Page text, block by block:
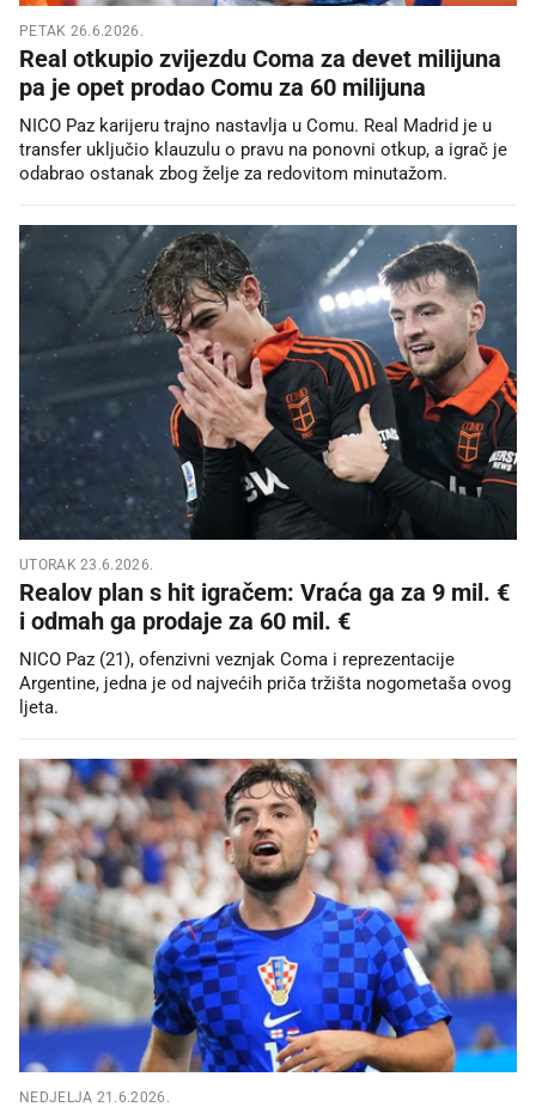
PETAK 26.6.2026.
Real otkupio zvijezdu Coma za devet milijuna
pa je opet prodao Comu za 60 milijuna
NICO Paz karijeru trajno nastavlja u Comu. Real Madrid je u
transfer uključio klauzulu o pravu na ponovni otkup, a igrač je
odabrao ostanak zbog želje za redovitom minutažom.
UTORAK 23.6.2026.
Realov plan s hit igračem: Vraća ga za 9 mil. €
i odmah ga prodaje za 60 mil. €
NICO Paz (21), ofenzivni veznjak Coma i reprezentacije
Argentine, jedna je od najvećih priča tržišta nogometaša ovog
ljeta.
NEDJELJA 21.6.2026.